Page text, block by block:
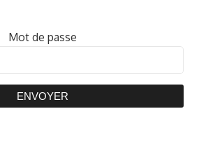
Mot de passe
ENVOYER